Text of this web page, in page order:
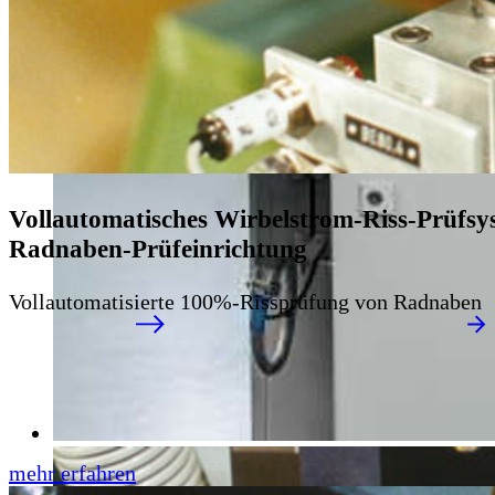
Vollautomatisches Wirbelstrom-Riss-
Radnaben-Prüfeinrichtung
Vollautomatisierte 100%-Rissprüfung von Radnaben
mehr erfahren